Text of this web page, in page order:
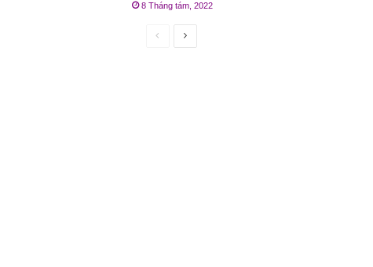
8 Tháng tám, 2022
Trang